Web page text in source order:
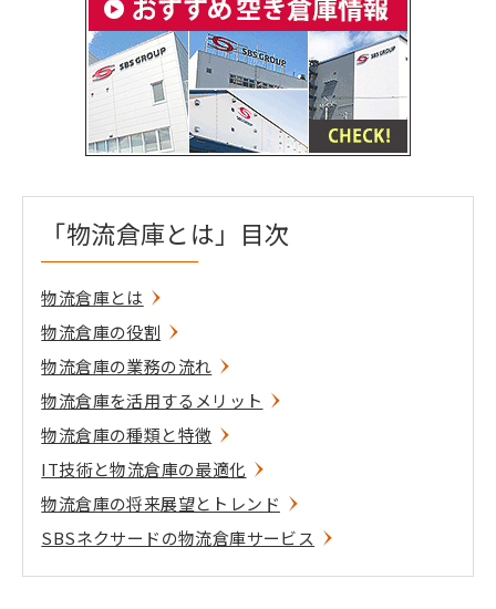
「物流倉庫とは」目次
物流倉庫とは
物流倉庫の役割
物流倉庫の業務の流れ
物流倉庫を活用するメリット
物流倉庫の種類と特徴
IT技術と物流倉庫の最適化
物流倉庫の将来展望とトレンド
SBSネクサードの物流倉庫サービス